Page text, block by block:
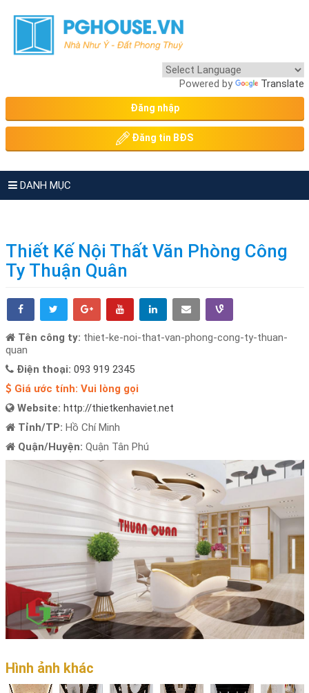
Powered by Translate
Đăng nhập
Đăng tin BĐS
DANH MỤC
Thiết Kế Nội Thất Văn Phòng Công
Ty Thuận Quân
Tên công ty: thiet-ke-noi-that-van-phong-cong-ty-thuan-
quan
Điện thoại: 093 919 2345
Giá ước tính: Vui lòng gọi
Website: http://thietkenhaviet.net
Tỉnh/TP: Hồ Chí Minh
Quận/Huyện: Quận Tân Phú
Hình ảnh khác